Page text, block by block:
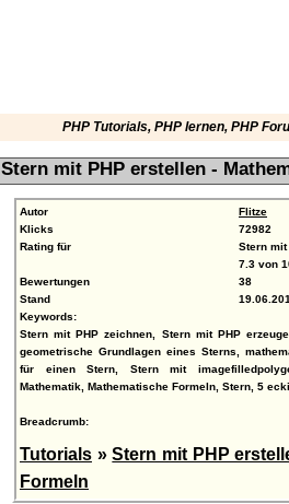
PHP Tutorials, PHP lernen, PHP
Stern mit PHP erstellen -
Autor
Flitze
Klicks
72982
Rating für
Stern
7.3 von
Bewertungen
38
Stand
Keywords:
Stern mit PHP zeichnen, Stern mit PHP
geometrische Grundlagen eines Sterns,
für einen Stern, Stern mit
Mathematik, Mathematische Formeln, Stern, 5
Breadcrumb:
Tutorials »Stern mit PHP
Formeln